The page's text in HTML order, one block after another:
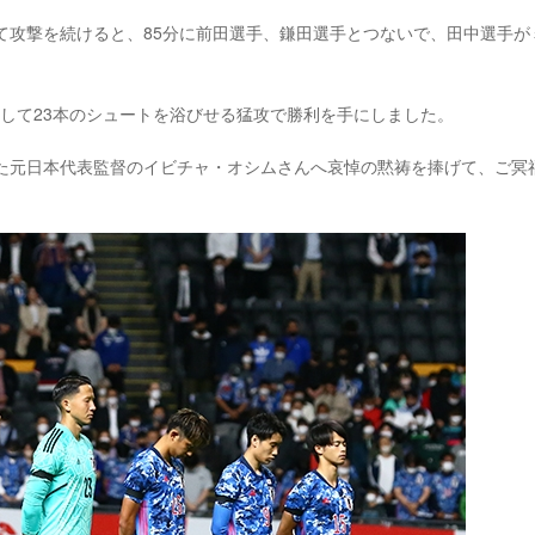
撃を続けると、85分に前田選手、鎌田選手とつないで、田中選手が
23本のシュートを浴びせる猛攻で勝利を手にしました。
日本代表監督のイビチャ・オシムさんへ哀悼の黙祷を捧げて、ご冥